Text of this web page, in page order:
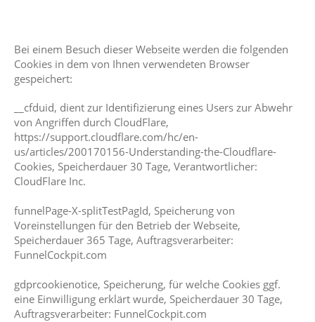
Bei einem Besuch dieser Webseite werden die folgenden
Cookies in dem von Ihnen verwendeten Browser
gespeichert:
__cfduid, dient zur Identifizierung eines Users zur Abwehr
von Angriffen durch CloudFlare,
https://support.cloudflare.com/hc/en-
us/articles/200170156-Understanding-the-Cloudflare-
Cookies, Speicherdauer 30 Tage, Verantwortlicher:
CloudFlare Inc.
funnelPage-X-splitTestPagId, Speicherung von
Voreinstellungen für den Betrieb der Webseite,
Speicherdauer 365 Tage, Auftragsverarbeiter:
FunnelCockpit.com
gdprcookienotice, Speicherung, für welche Cookies ggf.
eine Einwilligung erklärt wurde, Speicherdauer 30 Tage,
Auftragsverarbeiter: FunnelCockpit.com